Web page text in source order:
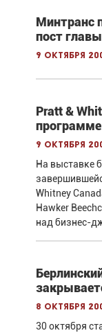
Минтранс
пост
9 октября
Pratt &
программе
9 октября
На выставке
Whitney
Hawker
над бизнес-
8 октября
30 октября